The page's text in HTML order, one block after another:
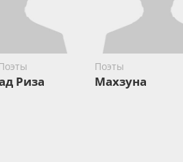
Риза
Поэты
Махзуна